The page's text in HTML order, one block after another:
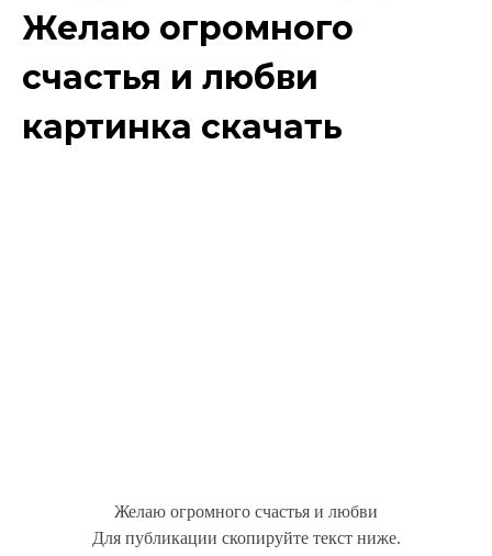
Желаю огромного
счастья и любви
картинка скачать
Желаю огромного счастья и любви
Для публикации скопируйте текст ниже.